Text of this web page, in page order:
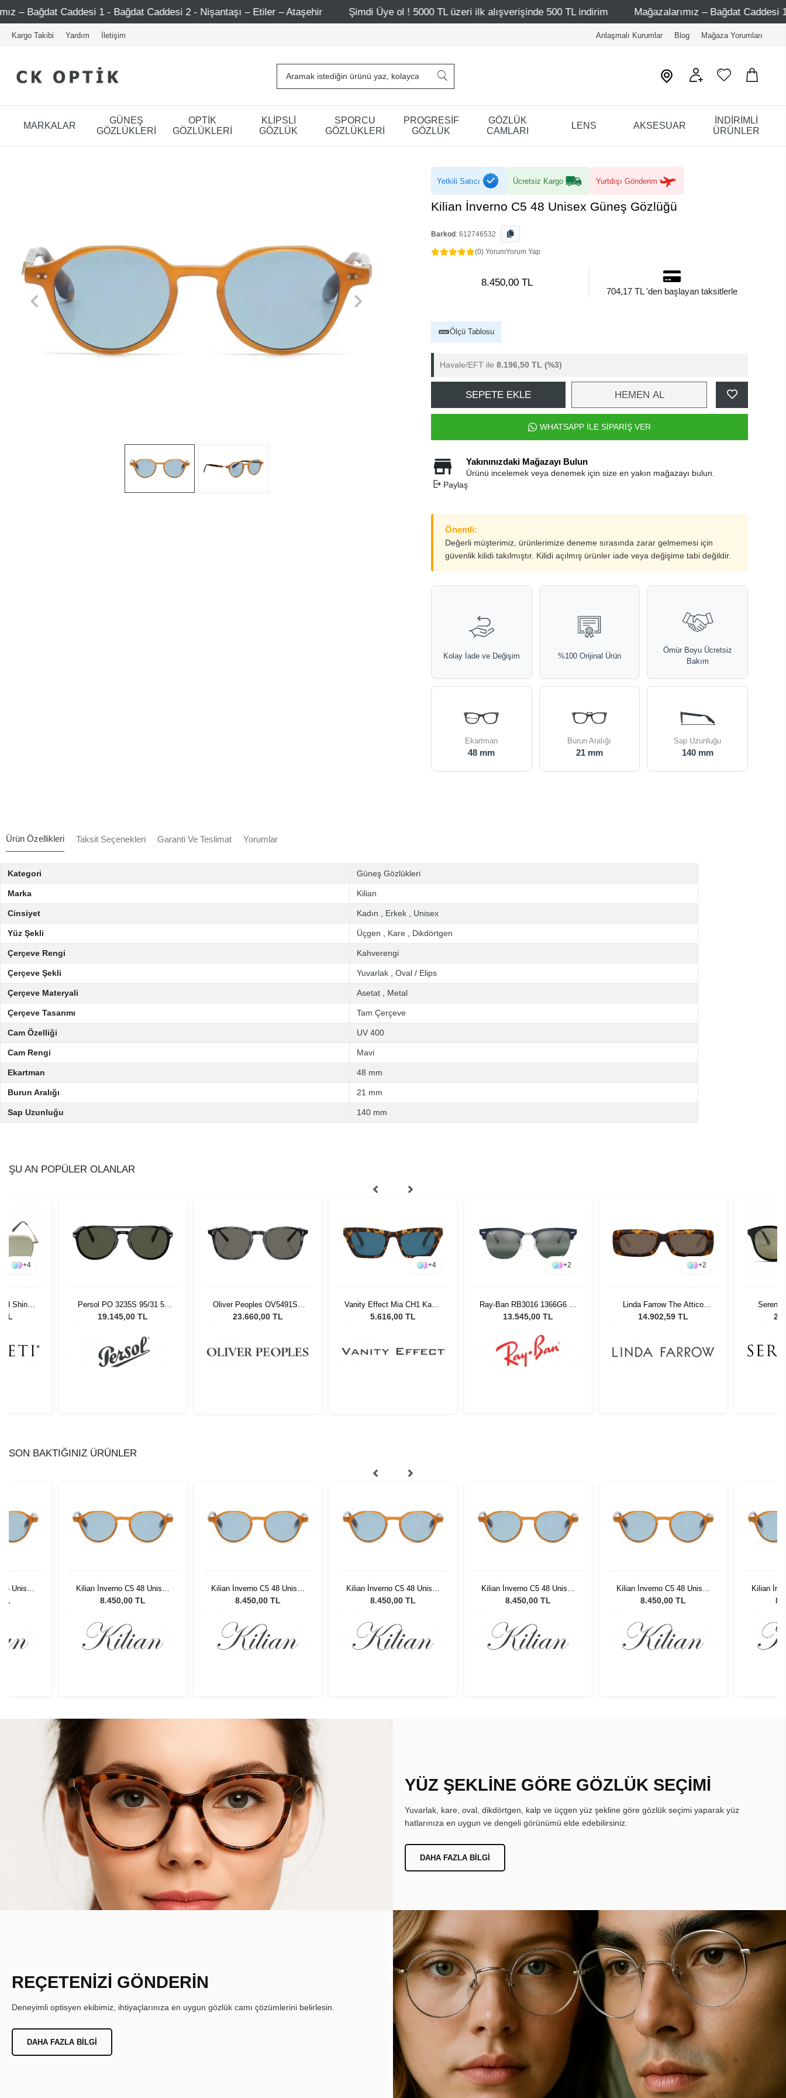
1 - Bağdat Caddesi 2 - Nişantaşı – Etiler – Ataşehir Şimdi Üye ol ! 5000 TL üzeri ilk alışverişinde 500 TL indirim Mağazalarımız – Bağdat Caddesi 1 - Bağdat
Kargo Takibi Yardım İletişim Anlaşmalı Kurumlar Blog Mağaza Yorumları
MARKALAR
GÜNEŞ
GÖZLÜKLERİ
OPTİK
GÖZLÜKLERİ
KLİPSLİ
GÖZLÜK
SPORCU
GÖZLÜKLERİ
PROGRESİF
GÖZLÜK
GÖZLÜK
CAMLARI
LENS AKSESUAR
İNDİRİMLİ
ÜRÜNLER
Yetkili Satıcı Ücretsiz Kargo Yurtdışı Gönderim
Kilian İnverno C5 48 Unisex Güneş Gözlüğü
Barkod : 612746532
(0) YorumYorum Yap
8.450,00 TL
704,17 TL 'den başlayan taksitlerle
Ölçü Tablosu
Havale/EFT ile 8.196,50 TL (%3)
SEPETE EKLE HEMEN AL
WHATSAPP İLE SİPARİŞ VER
Yakınınızdaki Mağazayı Bulun
Ürünü incelemek veya denemek için size en yakın mağazayı bulun.
Paylaş
Önemli:
Değerli müşterimiz, ürünlerimize deneme sırasında zarar gelmemesi için
güvenlik kilidi takılmıştır. Kilidi açılmış ürünler iade veya değişime tabi değildir.
Kolay İade ve Değişim %100 Orijinal Ürün
Ömür Boyu Ücretsiz
Bakım
Ekartman
48 mm
Burun Aralığı
21 mm
Sap Uzunluğu
140 mm
Ürün Özellikleri Taksit Seçenekleri Garanti Ve Teslimat Yorumlar
Kategori Güneş Gözlükleri
Marka Kilian
Cinsiyet Kadın Erkek Unisex
Yüz Şekli Üçgen Kare Dikdörtgen
Çerçeve Rengi Kahverengi
Çerçeve Şekli Yuvarlak Oval / Elips
Çerçeve Materyali Asetat Metal
Çerçeve Tasarımı Tam Çerçeve
Cam Özelliği UV 400
Cam Rengi Mavi
Ekartman 48 mm
Burun Aralığı 21 mm
Sap Uzunluğu 140 mm
ŞU AN POPÜLER OLANLAR
+4
Shiny
Unisex
TL
Persol PO 3235S 95/31 55
Unisex Güneş Gözlüğü
19.145,00 TL
Oliver Peoples OV5491SU
1734R5 50 Unisex Güneş
23.660,00 TL
+4
Vanity Effect Mia CH1 Kadın
Güneş Gözlüğü
5.616,00 TL
+2
Ray-Ban RB3016 1366G6 51
Unisex Güneş Gözlüğü
13.545,00 TL
+2
Linda Farrow The Attico
Marfa T-Shell/Yellow Gold-
14.902,59 TL
SON BAKTIĞINIZ ÜRÜNLER
Unisex
Kilian İnverno C5 48 Unisex
Güneş Gözlüğü
8.450,00 TL
Kilian İnverno C5 48 Unisex
Güneş Gözlüğü
8.450,00 TL
Kilian İnverno C5 48 Unisex
Güneş Gözlüğü
8.450,00 TL
Kilian İnverno C5 48 Unisex
Güneş Gözlüğü
8.450,00 TL
Kilian İnverno C5 48 Unisex
Güneş Gözlüğü
8.450,00 TL
Kilian
YÜZ ŞEKLİNE GÖRE GÖZLÜK SEÇİMİ
Yuvarlak, kare, oval, dikdörtgen, kalp ve üçgen yüz şekline göre gözlük seçimi yaparak yüz
hatlarınıza en uygun ve dengeli görünümü elde edebilirsiniz.
DAHA FAZLA BILGI
REÇETENİZİ GÖNDERİN
Deneyimli optisyen ekibimiz, ihtiyaçlarınıza en uygun gözlük camı çözümlerini belirlesin.
DAHA FAZLA BILGI